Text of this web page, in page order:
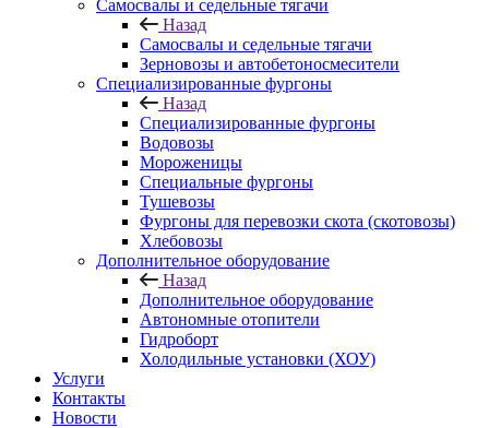
Самосвалы и седельные тягачи
Назад
Самосвалы и седельные тягачи
Зерновозы и автобетоносмесители
Специализированные фургоны
Назад
Специализированные фургоны
Водовозы
Мороженицы
Специальные фургоны
Тушевозы
Фургоны для перевозки скота (скотовозы)
Хлебовозы
Дополнительное оборудование
Назад
Дополнительное оборудование
Автономные отопители
Гидроборт
Холодильные установки (ХОУ)
Услуги
Контакты
Новости